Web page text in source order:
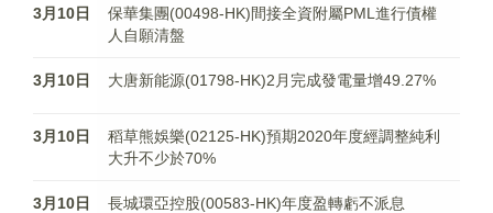
3月10日
保華集團(00498-HK)間接全資附屬PML進行債權
人自願清盤
3月10日 大唐新能源(01798-HK)2月完成發電量增49.27%
3月10日
稻草熊娛樂(02125-HK)預期2020年度經調整純利
大升不少於70%
3月10日 長城環亞控股(00583-HK)年度盈轉虧不派息